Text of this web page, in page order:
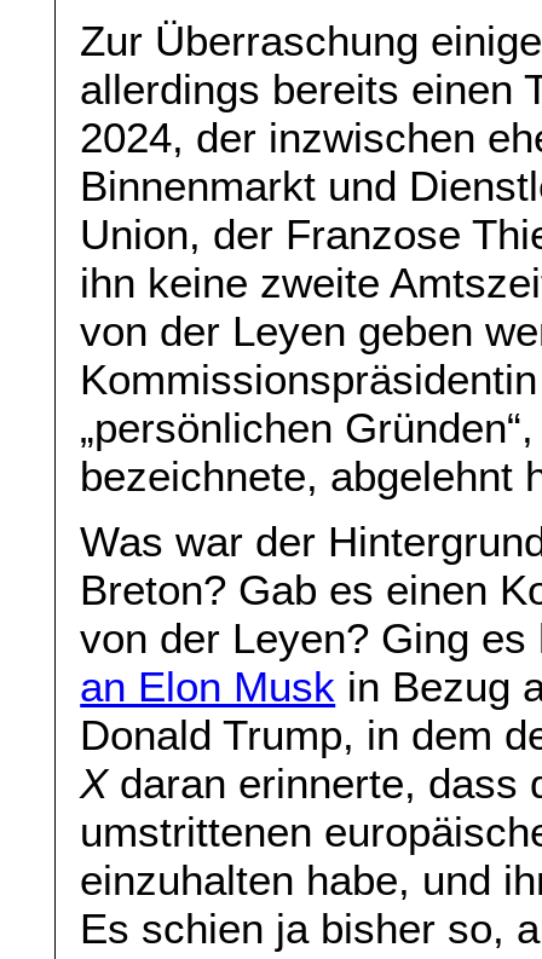
Zur Überraschung
allerdings bereits einen
2024, der inzwischen
Binnenmarkt und
Union, der Franzose
ihn keine zweite
von der Leyen geben
„persönlichen
bezeichnete, abgelehnt
Was war der
Breton? Gab es einen
von der Leyen? Ging
an Elon Musk in Bezug
Donald Trump, in dem
Xdaran erinnerte, dass
umstrittenen
einzuhalten habe, und
Es schien ja bisher so,